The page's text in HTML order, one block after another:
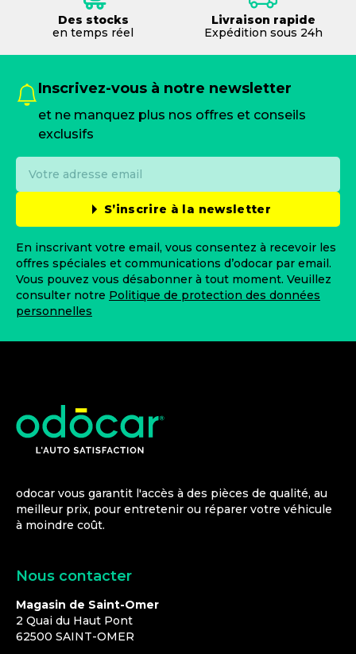
Des stocks
en temps réel
Livraison rapide
Expédition sous 24h
Inscrivez-vous à notre newsletter
et ne manquez plus nos offres et conseils
exclusifs
S’inscrire à la newsletter
En inscrivant votre email, vous consentez à recevoir les
offres spéciales et communications d’odocar par email.
Vous pouvez vous désabonner à tout moment. Veuillez
consulter notre Politique de protection des données
personnelles
odocar vous garantit l'accès à des pièces de qualité, au
meilleur prix, pour entretenir ou réparer votre véhicule
à moindre coût.
Nous contacter
Magasin de Saint-Omer
2 Quai du Haut Pont
62500 SAINT-OMER